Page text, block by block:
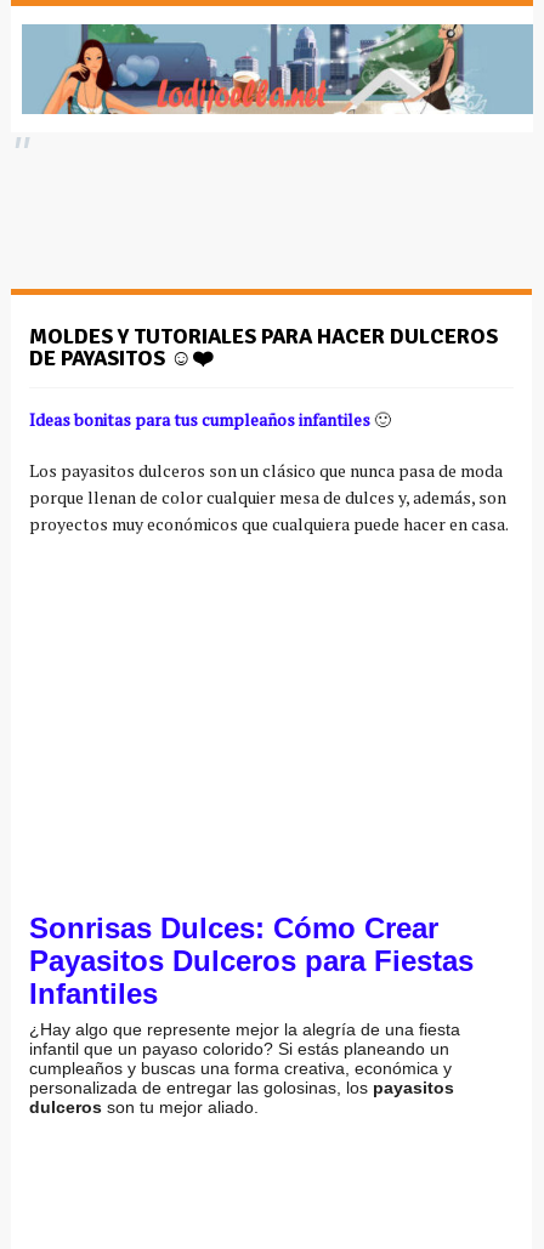
MOLDES Y TUTORIALES PARA HACER DULCEROS
DE PAYASITOS ☺️❤️
Ideas bonitas para tus cumpleaños infantiles🙂
Los payasitos dulceros son un clásico que nunca pasa de moda
porque llenan de color cualquier mesa de dulces y, además, son
proyectos muy económicos que cualquiera puede hacer en casa.
Sonrisas Dulces: Cómo Crear
Payasitos Dulceros para Fiestas
Infantiles
¿Hay algo que represente mejor la alegría de una fiesta
infantil que un payaso colorido? Si estás planeando un
cumpleaños y buscas una forma creativa, económica y
personalizada de entregar las golosinas, los payasitos
dulcerosson tu mejor aliado.